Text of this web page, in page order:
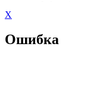
X
Ошибка